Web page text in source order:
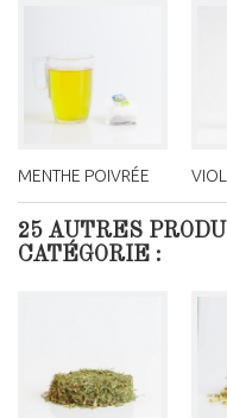
MENTHE POIVRÉE
25 AUTRES
CATÉGORIE :